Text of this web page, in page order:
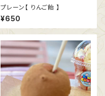
プレーン【 りんご飴 】
¥650